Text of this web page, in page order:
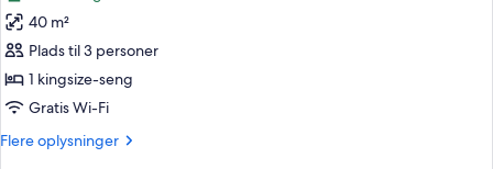
af
Junior-
suite
-
kingsize-
40 m²
Plads til 3 personer
1 kingsize-seng
Gratis Wi-Fi
Flere oplysninger
Flere